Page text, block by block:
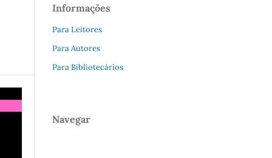
Informações
Para Leitores
Para Autores
Para Bibliotecários
Navegar